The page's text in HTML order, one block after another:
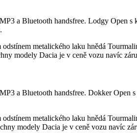
a Bluetooth handsfree. Lodgy Open
metalického laku hnědá
modely Dacia je v ceně vozu navíc
a Bluetooth handsfree. Dokker Open
metalického laku hnědá
modely Dacia je v ceně vozu navíc